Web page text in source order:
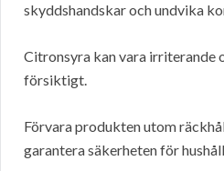
skyddshandskar och undvika
Citronsyra kan vara irriterande
försiktigt.
Förvara produkten utom
garantera säkerheten för